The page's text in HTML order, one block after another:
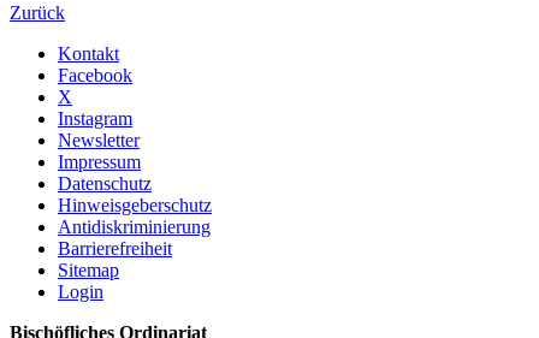
Zurück
Kontakt
Facebook
X
Instagram
Newsletter
Impressum
Datenschutz
Hinweisgeberschutz
Antidiskriminierung
Barrierefreiheit
Sitemap
Login
Bischöfliches Ordinariat